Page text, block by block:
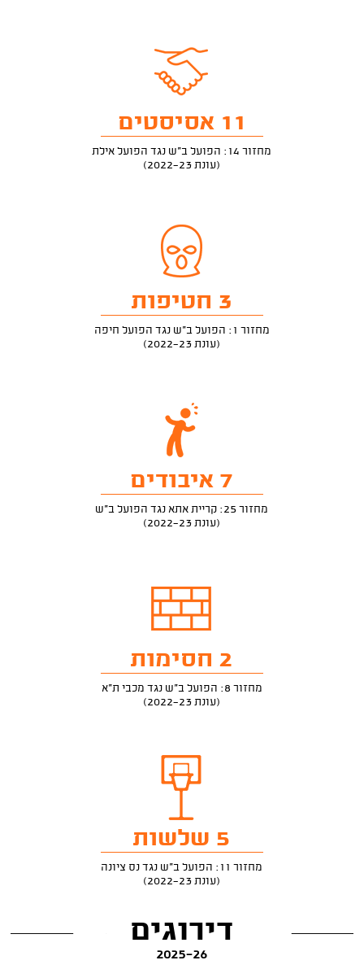
11 אסיסטים
מחזור 14: הפועל ב"ש נגד הפועל אילת
(עונת 2022-23)
3 חטיפות
מחזור 1: הפועל ב"ש נגד הפועל חיפה
(עונת 2022-23)
7 איבודים
מחזור 25: קריית אתא נגד הפועל ב"ש
(עונת 2022-23)
2 חסימות
מחזור 8: הפועל ב"ש נגד מכבי ת"א
(עונת 2022-23)
5 שלשות
מחזור 11: הפועל ב"ש נגד נס ציונה
(עונת 2022-23)
דירוגים
2025-26